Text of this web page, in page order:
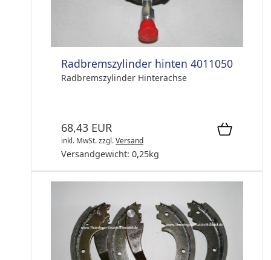
Radbremszylinder hinten 4011050
Radbremszylinder Hinterachse
68,43 EUR
inkl. MwSt.zzgl.Versand
Versandgewicht: 0,25kg